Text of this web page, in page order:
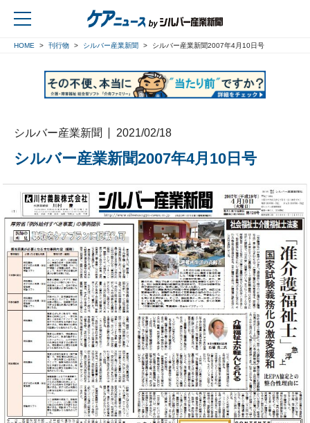
HOME 刊行物 シルバー産業新聞 シルバー産業新聞2007年4月10日号
シルバー産業新聞 2021/02/18
シルバー産業新聞2007年4月10日号